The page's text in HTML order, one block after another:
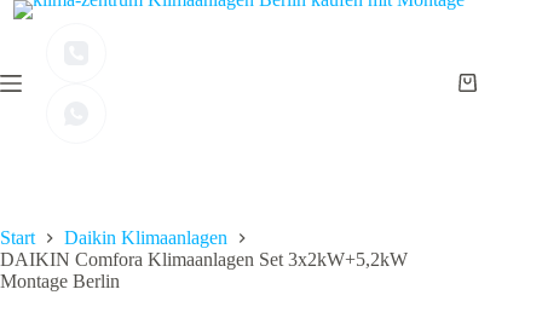
Zum
Warenkorb
Start
Daikin Klimaanlagen
DAIKIN Comfora Klimaanlagen Set 3x2kW+5,2kW
Montage Berlin